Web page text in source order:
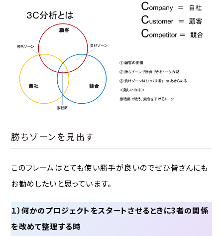
勝ちゾーンを見出す
このフレームはとても使い勝手が良いのでぜひ皆さんにも
お勧めしたいと思っています。
１）何かのプロジェクトをスタートさせるときに3者の関係
を改めて整理する時